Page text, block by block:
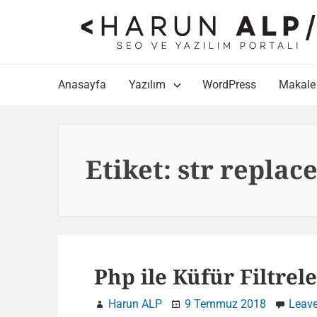
Anasayfa Yazılım WordPress Makale
Etiket: str
Php ile Küfür
Harun ALP 9 Temmuz 2018